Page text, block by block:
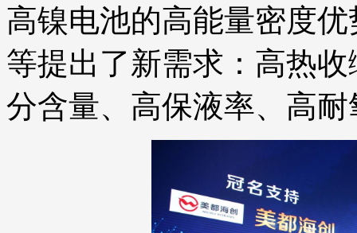
高镍电池的高能量密度
等提出了新需求：高热
分含量、高保液率、高